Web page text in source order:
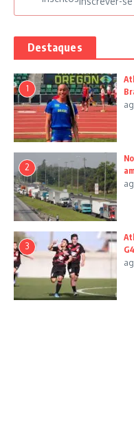
Destaques
1
2
3